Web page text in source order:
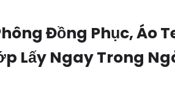
Đồng Phục, Áo
Lấy Ngay Trong